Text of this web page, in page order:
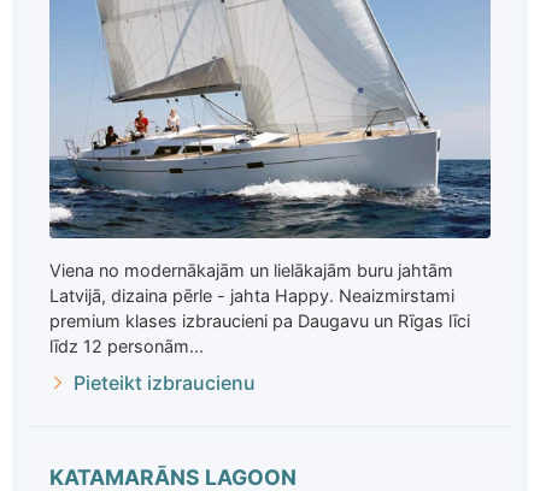
Viena no modernākajām un lielākajām buru jahtām
Latvijā, dizaina pērle - jahta Happy. Neaizmirstami
premium klases izbraucieni pa Daugavu un Rīgas līci
līdz 12 personām...
Pieteikt izbraucienu
KATAMARĀNS LAGOON